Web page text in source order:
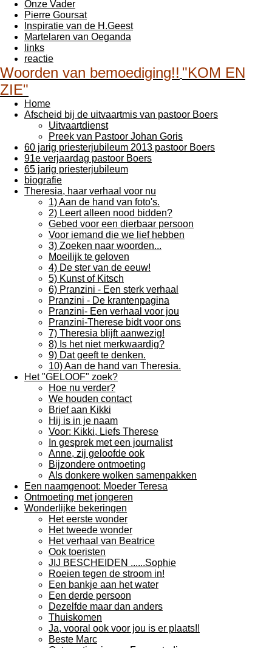
Onze Vader
Pierre Goursat
Inspiratie van de H.Geest
Martelaren van Oeganda
links
reactie
Woorden van bemoediging!! "KOM EN
ZIE"
Home
Afscheid bij de uitvaartmis van pastoor Boers
Uitvaartdienst
Preek van Pastoor Johan Goris
60 jarig priesterjubileum 2013 pastoor Boers
91e verjaardag pastoor Boers
65 jarig priesterjubileum
biografie
Theresia, haar verhaal voor nu
1) Aan de hand van foto's.
2) Leert alleen nood bidden?
Gebed voor een dierbaar persoon
Voor iemand die we lief hebben
3) Zoeken naar woorden...
Moeilijk te geloven
4) De ster van de eeuw!
5) Kunst of Kitsch
6) Pranzini - Een sterk verhaal
Pranzini - De krantenpagina
Pranzini- Een verhaal voor jou
Pranzini-Therese bidt voor ons
7) Theresia blijft aanwezig!
8) Is het niet merkwaardig?
9) Dat geeft te denken.
10) Aan de hand van Theresia.
Het "GELOOF" zoek?
Hoe nu verder?
We houden contact
Brief aan Kikki
Hij is in je naam
Voor: Kikki, Liefs Therese
In gesprek met een journalist
Anne, zij geloofde ook
Bijzondere ontmoeting
Als donkere wolken samenpakken
Een naamgenoot: Moeder Teresa
Ontmoeting met jongeren
Wonderlijke bekeringen
Het eerste wonder
Het tweede wonder
Het verhaal van Beatrice
Ook toeristen
JIJ BESCHEIDEN ......Sophie
Roeien tegen de stroom in!
Een bankje aan het water
Een derde persoon
Dezelfde maar dan anders
Thuiskomen
Ja, vooral ook voor jou is er plaats!!
Beste Marc